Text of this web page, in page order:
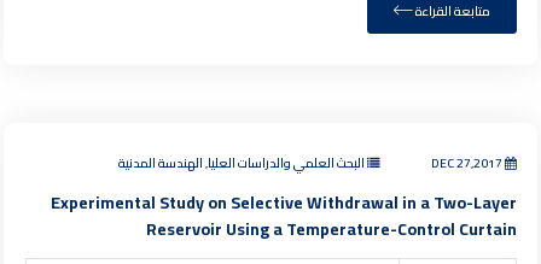
متابعة القراءة
البحث العلمي والدراسات العليا, الهندسة المدنية
Experimental Study on Selective Withdrawal in a Two-Layer
Reservoir Using a Temperature-Control Curtain